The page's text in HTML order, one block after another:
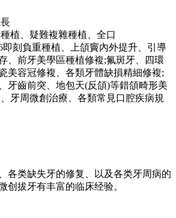
植、疑難複雜種植、全口
即刻負重種植、上頜竇內外提升、引導
、前牙美學區種植修複;氟斑牙、四環
美容冠修複、各類牙體缺損精細修複;
牙齒前突、地包天(反頜)等錯頜畸形美
牙周微創治療、各類常見口腔疾病規
各类缺失牙的修复、以及各类牙周病的
创拔牙有丰富的临床经验。